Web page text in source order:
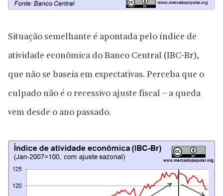
Situação semelhante é apontada pelo índice de
atividade econômica do Banco Central (IBC-Br),
que não se baseia em expectativas. Perceba que o
culpado não é o recessivo ajuste fiscal – a queda
vem desde o ano passado.